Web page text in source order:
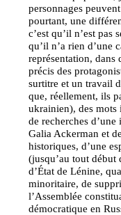
personnages
pourtant, une
c’est qu’il n’est
qu’il n’a rien d’une
représentation, dans
précis des
surtitre et un travail
que, réellement, ils
ukrainien), des mots
de recherches
Galia Ackerman et
historiques, d’une
(jusqu’au tout début
d’État de Lénine,
minoritaire, de
l’Assemblée
démocratique en